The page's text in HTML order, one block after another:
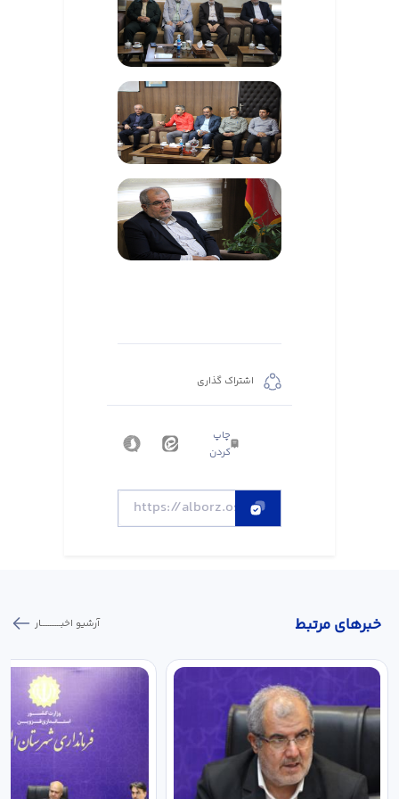
اشتراک گذاری
چاپ
کردن
خبر‌های مرتبط آرشیو اخبـــــــــــار